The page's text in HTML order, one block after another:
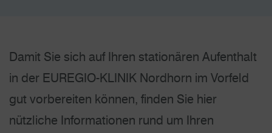
Damit Sie sich auf Ihren stationären Aufenthalt
in der EUREGIO-KLINIK Nordhorn im Vorfeld
gut vorbereiten können, finden Sie hier
nützliche Informationen rund um Ihren